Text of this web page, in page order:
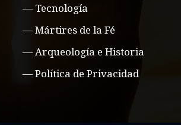
— Tecnología
—Mártires de la Fé
—Arqueología e Historia
—Política de Privacidad